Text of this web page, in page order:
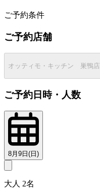
ご予約条件
ご予約店舗
オッティモ・キッチン 巣鴨店
ご予約日時・人数
8月9日(日)
大人 2名